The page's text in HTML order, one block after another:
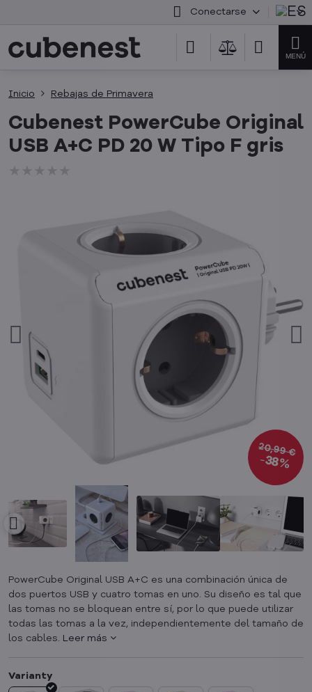
Conectarse
20,99 €
38%
Inicio Rebajas de Primavera
Cubenest PowerCube Original
USB A+C PD 20 W Tipo F gris
PowerCube Original USB A+C es una combinación única de
dos puertos USB y cuatro tomas en uno. Su diseño es tal que
las tomas no se bloquean entre sí, por lo que puede utilizar
todas las tomas a la vez, independientemente del tamaño de
los cables. Leer más